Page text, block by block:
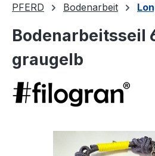
PFERD Bodenarbeit
Bodenarbeitsseil
graugelb